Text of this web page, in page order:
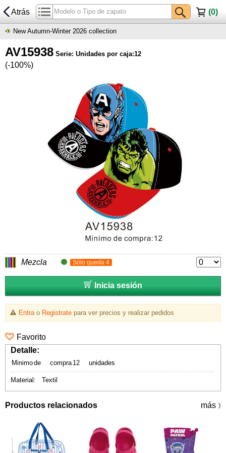
Atrás (0)
New Autumn-Winter 2026 collection
AV15938 Serie: Unidades por caja:12
(-100%)
Mezcla Sólo queda 4
Inicia sesión
Entrao Registratepara ver precios y realizar pedidos
Favorito
Detalle:
Minimode compra 12 unidades
Material: Textil
Productos relacionados más 》